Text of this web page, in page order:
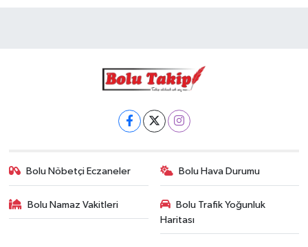
Bolu Nöbetçi Eczaneler Bolu Hava Durumu
Bolu Namaz Vakitleri
Bolu Trafik Yoğunluk
Haritası